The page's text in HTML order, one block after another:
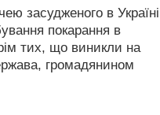
засудженого в Україні
покарання в
тих, що виникли на
громадянином